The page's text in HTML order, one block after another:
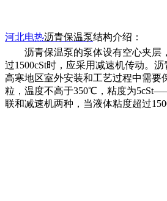
河北电热沥青保温泵结构介绍：
沥青保温泵的泵体设有空心夹层
过1500cSt时，应采用减速机传动。
高寒地区室外安装和工艺过程中需要
粒，温度不高于350℃，粘度为
联和减速机两种，当液体粘度超过